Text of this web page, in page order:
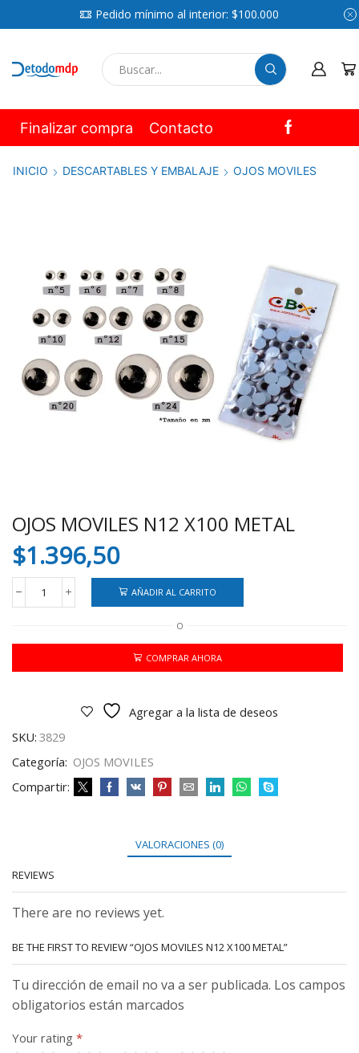
Pedido mínimo al interior: $100.000
Finalizar compra Contacto
INICIO DESCARTABLES Y EMBALAJE OJOS MOVILES
OJOS MOVILES N12 X100 METAL
$1.396,50
OJOS
MOVILES
X100
cantidad
AÑADIR AL CARRITO
O
COMPRAR AHORA
Agregar a la lista de deseos
SKU: 3829
Categoría: OJOS MOVILES
Compartir:
VALORACIONES (0)
REVIEWS
There are no reviews yet.
BE THE FIRST TO REVIEW “OJOS MOVILES N12 X100 METAL”
Tu dirección de email no va a ser publicada. Los campos
obligatorios están marcados
Your rating *